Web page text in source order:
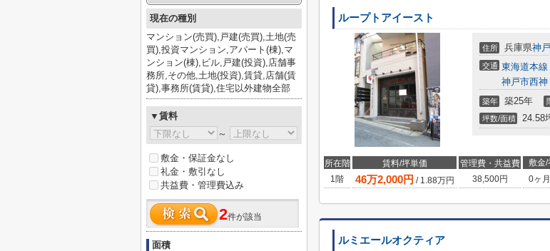
ループトアイースト
住所 兵庫県神
交通 東海道本線
神戸市西神
築年 築25年
坪数/面積 24.58
所在階 賃料/坪単価 管理費・共益費 敷金/
1階
46万2,000円 / 1.88万円 38,500円 0ヶ月
ルミエールオクティア
現在の種別
マンション(売買),戸建(売買),土地(売
買),投資マンション,アパート(棟),マ
ンション(棟),ビル,戸建(投資),店舗事
務所,その他,土地(投資),賃貸,店舗(賃
貸),事務所(賃貸),住宅以外建物全部
▼賃料
～
敷金・保証金なし
礼金・敷引なし
共益費・管理費込み
2件が該当
面積